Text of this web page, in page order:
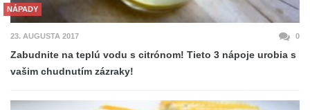
NÁPADY
23. AUGUSTA 2017 0
Zabudnite na teplú vodu s citrónom! Tieto 3 nápoje urobia s
vašim chudnutím zázraky!